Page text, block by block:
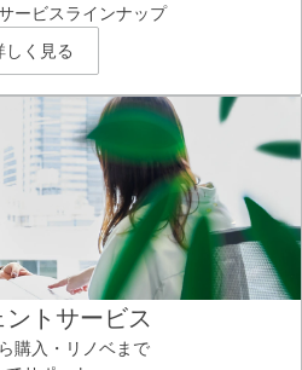
ービスラインナップ
しく見る
ントサービス
購入・リノベまで